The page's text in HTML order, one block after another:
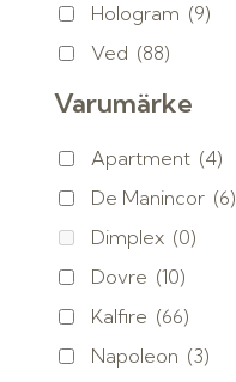
Hologram (9)
Ved (88)
Varumärke
Apartment (4)
De Manincor (6)
Dimplex (0)
Dovre (10)
Kalfire (66)
Napoleon (3)